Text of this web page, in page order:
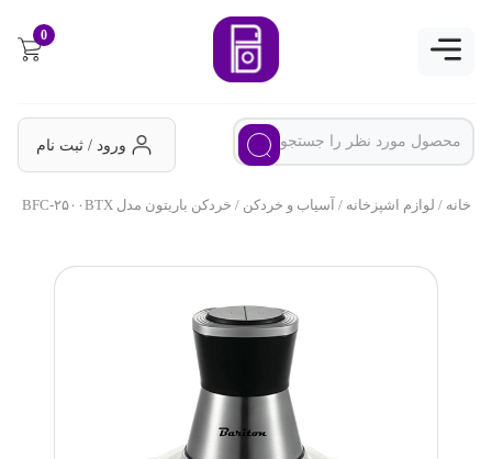
0
ورود / ثبت نام
خانه/ لوازم اشپزخانه/ آسیاب و خردکن/ خردکن باریتون مدل BFC-۲۵۰۰BTX